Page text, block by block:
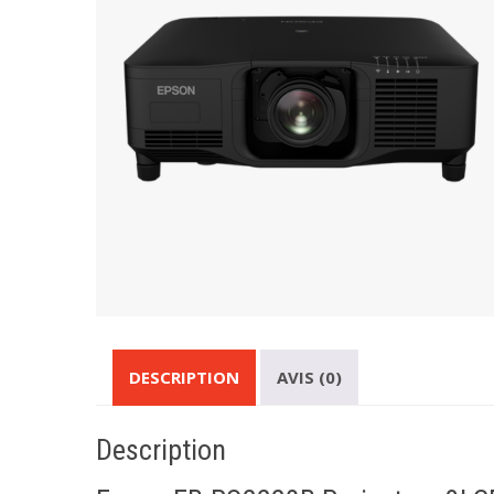
DESCRIPTION AVIS (0)
Description